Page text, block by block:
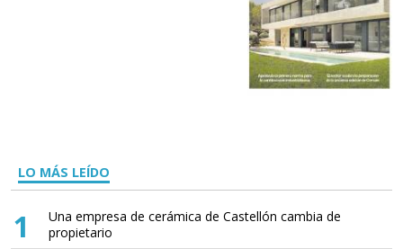
LO MÁS LEÍDO
1
Una empresa de cerámica de Castellón cambia de
propietario